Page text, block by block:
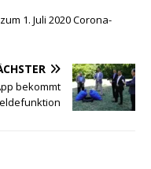
1. Juli 2020 Corona-
bekommt